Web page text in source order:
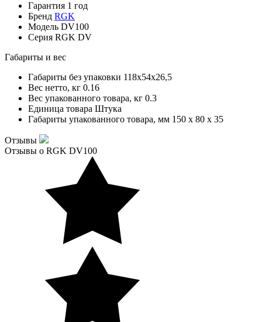
Гарантия 1 год
Бренд RGK
Модель DV100
Серия RGK DV
Габариты и вес
Габариты без упаковки 118x54x26,5
Вес нетто, кг 0.16
Вес упакованного товара, кг 0.3
Единица товара Штука
Габариты упакованного товара, мм 150 x 80 x 35
Отзывы
Отзывы о RGK DV100